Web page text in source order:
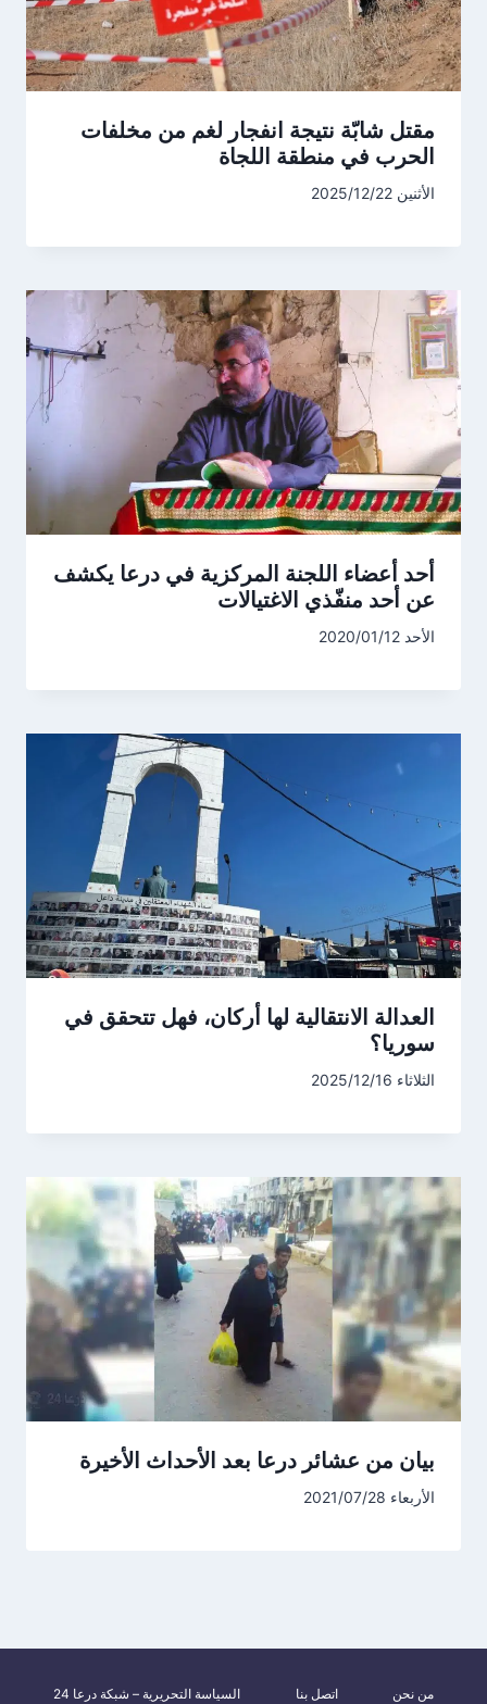
مقتل شابّة نتيجة انفجار لغم من مخلفات
الحرب في منطقة اللجاة
الأثنين 2025/12/22
أحد أعضاء اللجنة المركزية في درعا يكشف
عن أحد منفّذي الاغتيالات
الأحد 2020/01/12
العدالة الانتقالية لها أركان، فهل تتحقق في
سوريا؟
الثلاثاء 2025/12/16
بيان من عشائر درعا بعد الأحداث الأخيرة
الأربعاء 2021/07/28
من نحن اتصل بنا السياسة التحريرية – شبكة درعا 24